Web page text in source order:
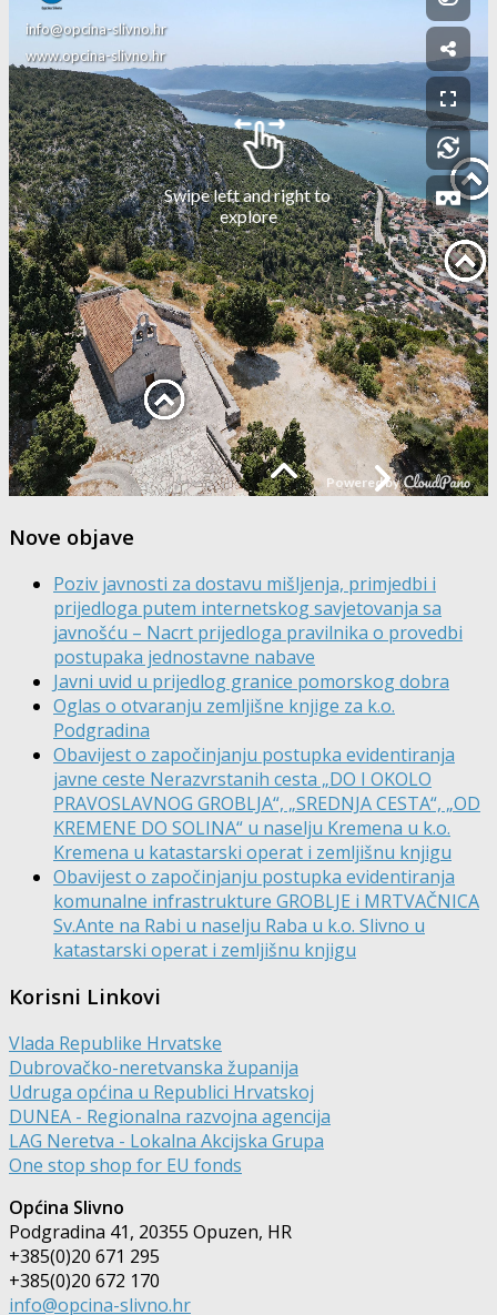
Nove objave
Poziv javnosti za dostavu mišljenja, primjedbi i
prijedloga putem internetskog savjetovanja sa
javnošću – Nacrt prijedloga pravilnika o provedbi
postupaka jednostavne nabave
Javni uvid u prijedlog granice pomorskog dobra
Oglas o otvaranju zemljišne knjige za k.o.
Podgradina
Obavijest o započinjanju postupka evidentiranja
javne ceste Nerazvrstanih cesta „DO I OKOLO
PRAVOSLAVNOG GROBLJA“, „SREDNJA CESTA“, „OD
KREMENE DO SOLINA“ u naselju Kremena u k.o.
Kremena u katastarski operat i zemljišnu knjigu
Obavijest o započinjanju postupka evidentiranja
komunalne infrastrukture GROBLJE i MRTVAČNICA
Sv.Ante na Rabi u naselju Raba u k.o. Slivno u
katastarski operat i zemljišnu knjigu
Korisni Linkovi
Vlada Republike Hrvatske
Dubrovačko-neretvanska županija
Udruga općina u Republici Hrvatskoj
DUNEA - Regionalna razvojna agencija
LAG Neretva - Lokalna Akcijska Grupa
One stop shop for EU fonds
Općina Slivno
Podgradina 41, 20355 Opuzen, HR
+385(0)20 671 295
+385(0)20 672 170
info@opcina-slivno.hr